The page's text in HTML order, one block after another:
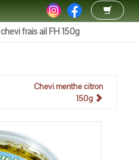
chevi frais ail FH 150g
Chevi menthe citron
150g